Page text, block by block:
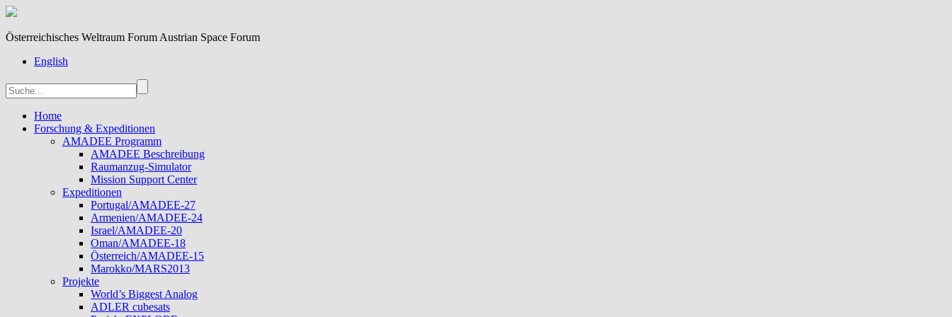
Österreichisches Weltraum Forum Austrian Space Forum
English
Home
Forschung & Expeditionen
AMADEE Programm
AMADEE Beschreibung
Raumanzug-Simulator
Mission Support Center
Expeditionen
Portugal/AMADEE-27
Armenien/AMADEE-24
Israel/AMADEE-20
Oman/AMADEE-18
Österreich/AMADEE-15
Marokko/MARS2013
Projekte
World’s Biggest Analog
ADLER cubesats